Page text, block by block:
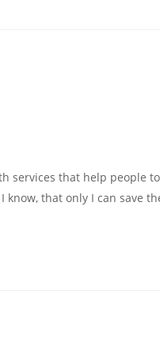
services that help people
know, that only I can save